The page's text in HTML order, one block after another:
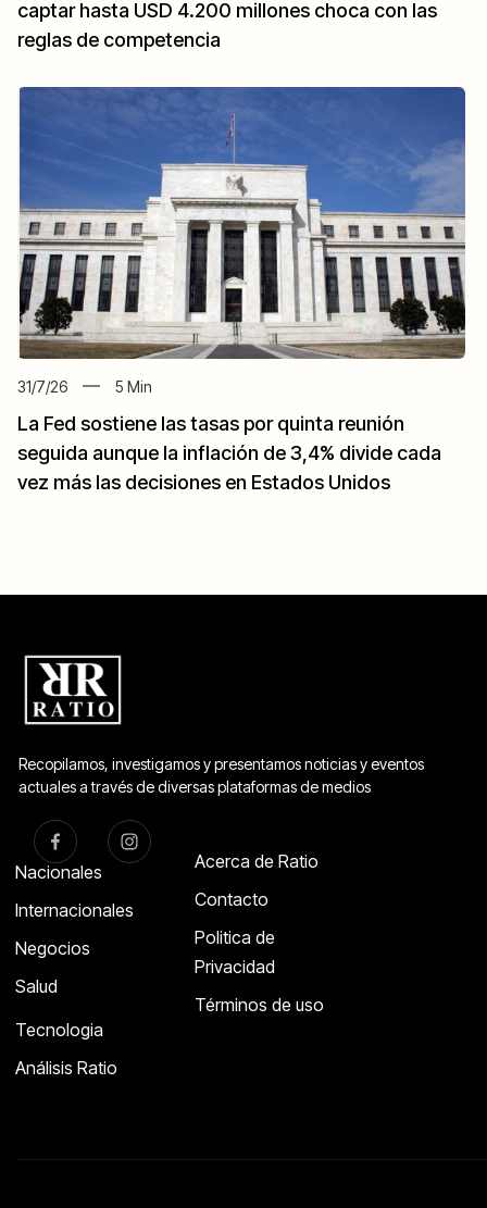
captar hasta USD 4.200 millones choca con las
reglas de competencia
31/7/26 5 Min
La Fed sostiene las tasas por quinta reunión
seguida aunque la inflación de 3,4% divide cada
vez más las decisiones en Estados Unidos
Recopilamos, investigamos y presentamos noticias y eventos
actuales a través de diversas plataformas de medios
Nacionales
Internacionales
Negocios
Salud
Tecnologia
Análisis Ratio
Acerca de Ratio
Contacto
Politica de
Privacidad
Términos de uso